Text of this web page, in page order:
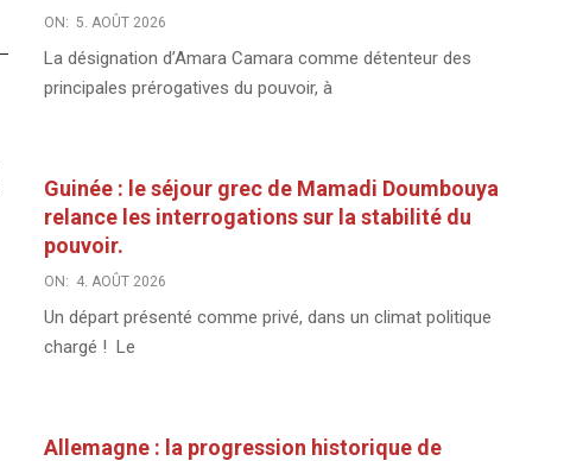
ON: 5. AOÛT 2026
La désignation d’Amara Camara comme détenteur des
principales prérogatives du pouvoir, à
Guinée : le séjour grec de Mamadi Doumbouya
relance les interrogations sur la stabilité du
pouvoir.
ON: 4. AOÛT 2026
Un départ présenté comme privé, dans un climat politique
chargé ! Le
Allemagne : la progression historique de